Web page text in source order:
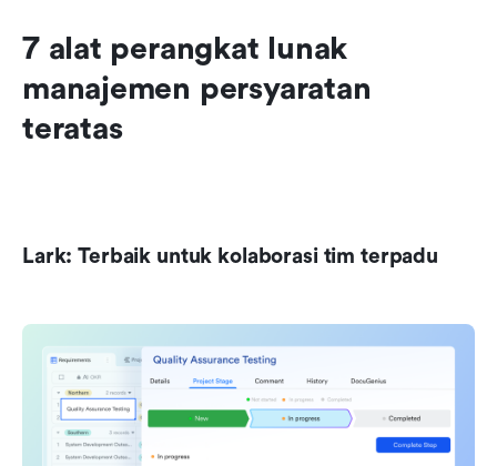
7 alat perangkat lunak
manajemen persyaratan
teratas
Lark: Terbaik untuk kolaborasi tim terpadu